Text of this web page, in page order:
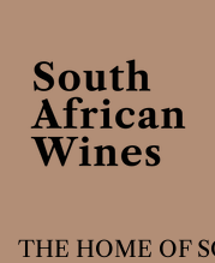
THE HOME OF